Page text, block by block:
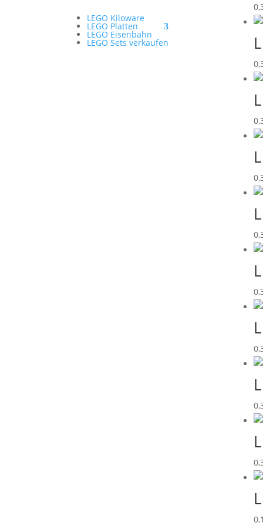
LEGO Kiloware
LEGO Platten
LEGO Eisenbahn
LEGO Sets verkaufen